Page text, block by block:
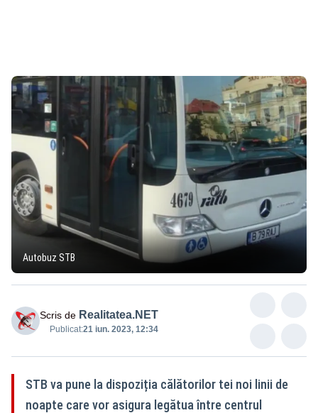
Autobuz STB
Scris de Realitatea.NET
Publicat:21 iun. 2023, 12:34
STB va pune la dispoziția călătorilor tei noi linii de
noapte care vor asigura legătua între centrul